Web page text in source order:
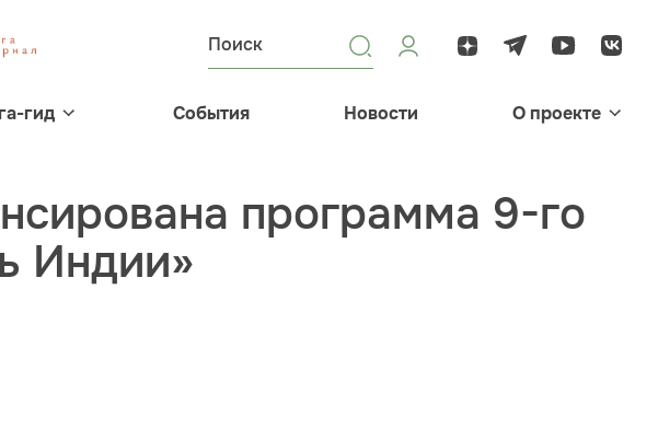
гид События Новости О проекте
программа 9-го
Индии»